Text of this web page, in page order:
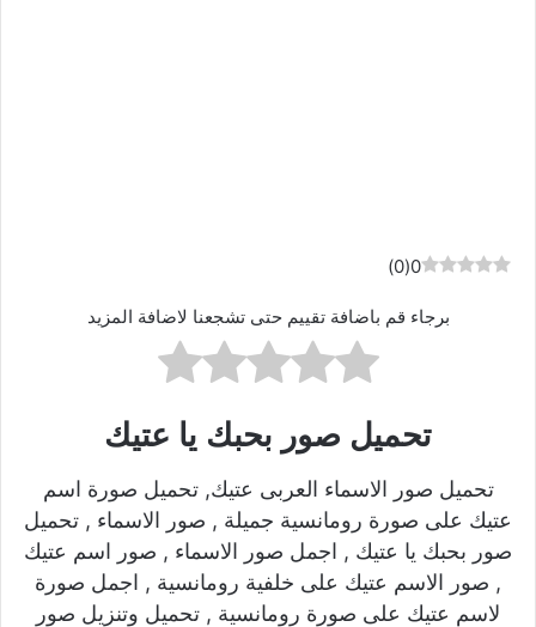
0
(
0
)
برجاء قم باضافة تقييم حتى تشجعنا لاضافة المزيد
تحميل صور بحبك يا عتيك
تحميل صور الاسماء العربى عتيك, تحميل صورة اسم
عتيك على صورة رومانسية جميلة , صور الاسماء , تحميل
صور بحبك يا عتيك , اجمل صور الاسماء , صور اسم عتيك
, صور الاسم عتيك على خلفية رومانسية , اجمل صورة
لاسم عتيك على صورة رومانسية , تحميل وتنزيل صور